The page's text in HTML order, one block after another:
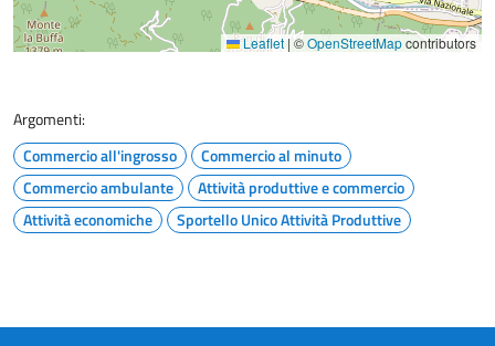
Leaflet | ©OpenStreetMapcontributors
Argomenti:
Commercio all'ingrosso
Commercio al minuto
Commercio ambulante
Attività produttive e commercio
Attività economiche
Sportello Unico Attività Produttive